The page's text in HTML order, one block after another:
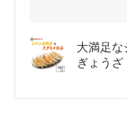
今後も、このジ
時」に選んでい
ます。
大満足
ぎょう